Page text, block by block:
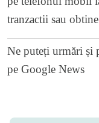
tranzactii sau
Ne puteți urmări și
pe Google News